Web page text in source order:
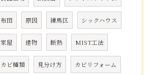
布団 原因 練馬区 シックハウス
家屋 建物 断熱 MIST工法
カビ種類 見分け方 カビリフォーム